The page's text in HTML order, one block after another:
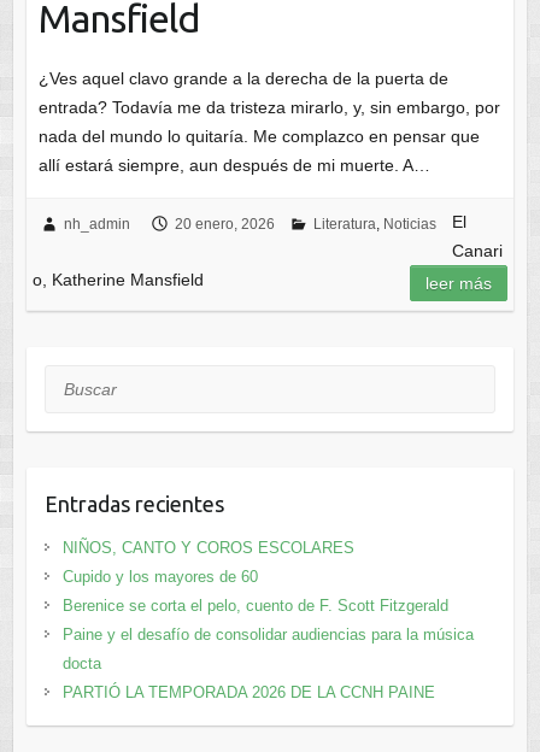
Mansfield
¿Ves aquel clavo grande a la derecha de la puerta de
entrada? Todavía me da tristeza mirarlo, y, sin embargo, por
nada del mundo lo quitaría. Me complazco en pensar que
allí estará siempre, aun después de mi muerte. A…
nh_admin 20 enero, 2026 Literatura, Noticias
El
Canari
o, Katherine Mansfield
leer más
Buscar
Entradas recientes
NIÑOS, CANTO Y COROS ESCOLARES
Cupido y los mayores de 60
Berenice se corta el pelo, cuento de F. Scott Fitzgerald
Paine y el desafío de consolidar audiencias para la música
docta
PARTIÓ LA TEMPORADA 2026 DE LA CCNH PAINE